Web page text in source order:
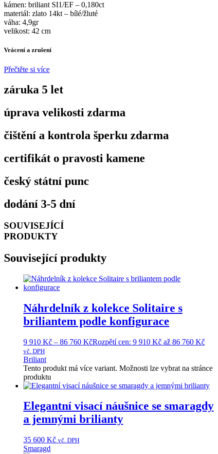
kámen: briliant SI1/EF – 0,180ct
materiál: zlato 14kt – bílé/žluté
váha: 4,9gr
velikost: 42 cm
Vrácení a zrušení
Přečtěte si více
záruka 5 let
úprava velikosti zdarma
čištění a kontrola šperku zdarma
certifikát o pravosti kamene
český státní punc
dodání 3-5 dní
SOUVISEJÍCÍ
PRODUKTY
Související produkty
Náhrdelník z kolekce Solitaire s
briliantem podle konfigurace
9 910 Kč – 86 760 KčRozpětí cen: 9 910 Kč až 86 760 Kč
vč. DPH
Briliant
Tento produkt má více variant. Možnosti lze vybrat na stránce
produktu
Elegantní visací náušnice se smaragdy
a jemnými brilianty
35 600 Kč vč. DPH
Smaragd